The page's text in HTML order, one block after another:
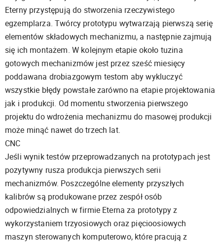
Eterny przystępują do stworzenia rzeczywistego
egzemplarza. Twórcy prototypu wytwarzają pierwszą serię
elementów składowych mechanizmu, a następnie zajmują
się ich montażem. W kolejnym etapie około tuzina
gotowych mechanizmów jest przez sześć miesięcy
poddawana drobiazgowym testom aby wykluczyć
wszystkie błędy powstałe zarówno na etapie projektowania
jak i produkcji. Od momentu stworzenia pierwszego
projektu do wdrożenia mechanizmu do masowej produkcji
może minąć nawet do trzech lat.
CNC
Jeśli wynik testów przeprowadzanych na prototypach jest
pozytywny rusza produkcja pierwszych serii
mechanizmów. Poszczególne elementy przyszłych
kalibrów są produkowane przez zespół osób
odpowiedzialnych w firmie Eterna za prototypy z
wykorzystaniem trzyosiowych oraz pięcioosiowych
maszyn sterowanych komputerowo, które pracują z